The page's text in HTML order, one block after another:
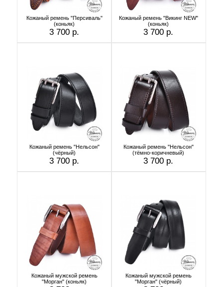
Кожаный ремень "Персиваль"
(коньяк)
3 700 р.
Кожаный ремень "Викинг NEW"
(коньяк)
3 700 р.
Кожаный ремень "Нельсон"
(чёрный)
3 700 р.
Кожаный ремень "Нельсон"
(тёмно-коричневый)
3 700 р.
Кожаный мужской ремень
"Морган" (коньяк)
Кожаный мужской ремень
"Морган" (чёрный)